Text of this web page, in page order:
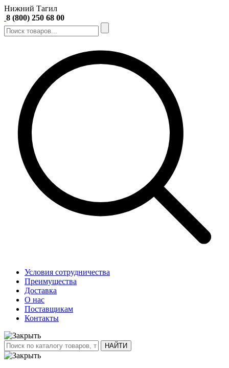
Нижний Тагил
8 (800) 250 68 00
Условия сотрудничества
Преимущества
Доставка
О нас
Поставщикам
Контакты